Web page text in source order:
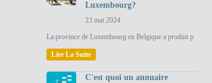
Luxembourg?
23 mai 2024
La province de Luxembourg en Belgique a produit p
Lire La Suite
C'est quoi un annuaire